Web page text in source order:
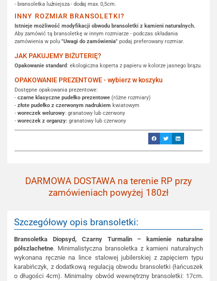
- bransoletka luźniejsza - dodaj max. 0,5cm.
INNY ROZMIAR BRANSOLETKI?
Istnieje możliwość modyfikacji obwodu bransoletki z kamieni naturalnych.
Aby zamówić tą bransoletkę w innym rozmiarze - podczas składania
zamówienia w polu "Uwagi do zamówienia" podaj preferowany rozmiar.
JAK PAKUJEMY BIŻUTERIĘ?
Opakowanie standard: ekologiczna koperta z papieru w kolorze jasnego brązu.
OPAKOWANIE PREZENTOWE - wybierz w koszyku
Dostępne opakowania prezentowe:
- czarne klasyczne pudełko prezentowe (różne rozmiary)
- złote pudełko z czerwonym nadrukiem kwiatowym
- woreczek welurowy: granatowy lub czerwony
- woreczek z organzy: granatowy lub czerwony
DARMOWA DOSTAWA na terenie RP przy
zamówieniach powyżej 180zł
Szczegółowy opis bransoletki:
Bransoletka Diopsyd, Czarny Turmalin – kamienie naturalne
półszlachetne. Minimalistyczna bransoletka z kamieni naturalnych
wykonana ręcznie na lince stalowej jubilerskiej z zapięciem typu
karabińczyk, z dodatkową regulacją obwodu bransoletki (łańcuszek
o długości 4cm). Minimalny obwód wewnętrzny bransoletki: 17cm.